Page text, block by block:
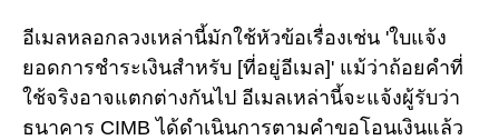
อีเมลหลอกลวงเหล่านี้มักใช้หัวข้อเรื่องเช่น 'ใบแจ้ง
ยอดการชำระเงินสำหรับ [ที่อยู่อีเมล]' แม้ว่าถ้อยคำที่
ใช้จริงอาจแตกต่างกันไป อีเมลเหล่านี้จะแจ้งผู้รับว่า
ธนาคาร CIMB ได้ดำเนินการตามคำขอโอนเงินแล้ว